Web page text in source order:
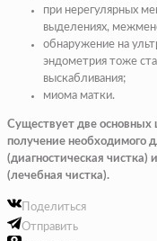
при нерегулярных
выделениях,
обнаружение на
эндометрия тоже
выскабливания;
миома матки.
Существует две основных
получение необходимого
(диагностическая чистка)
(лечебная чистка).
Поделиться
Отправить